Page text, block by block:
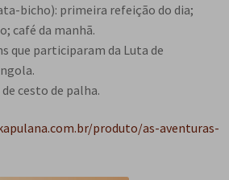
bicho): primeira refeição do dia;
café da manhã.
que participaram da Luta de
de cesto de palha.
produto/as-aventuras-